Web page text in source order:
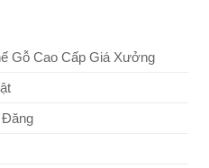
Gỗ Cao Cấp Giá Xưởng
Đăng